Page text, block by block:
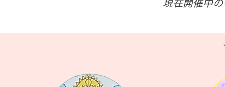
現在開催中